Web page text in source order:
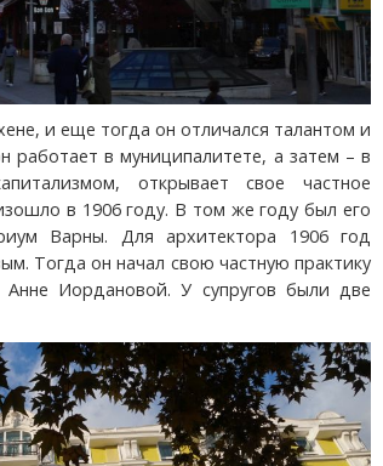
и еще тогда он отличался талантом и
в муниципалитете, а затем – в
открывает свое частное
в 1906 году. В том же году был его
Варны. Для архитектора 1906 год
Тогда он начал свою частную практику
Иордановой. У супругов были две